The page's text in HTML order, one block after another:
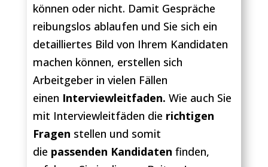
können oder nicht. Damit Gespräche
reibungslos ablaufen und Sie sich ein
detailliertes Bild von Ihrem Kandidaten
machen können, erstellen sich
Arbeitgeber in vielen Fällen
einen Interviewleitfaden. Wie auch Sie
mit Interviewleitfäden die richtigen
Fragen stellen und somit
die passenden Kandidaten finden,